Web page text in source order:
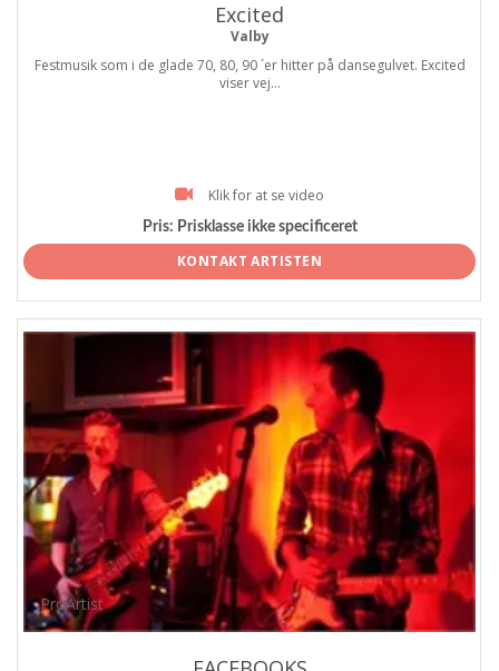
Excited
Valby
Festmusik som i de glade 70, 80, 90 ´er hitter på dansegulvet. Excited
viser vej...
Klik for at se video
Pris: Prisklasse ikke specificeret
KONTAKT ARTISTEN
ProArtist